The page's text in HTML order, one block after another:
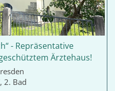
- Repräsentative
Ärztehaus!
2. Bad